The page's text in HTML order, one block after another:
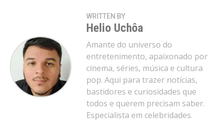
WRITTEN BY
Helio Uchôa
Amante do universo do
entretenimento, apaixonado por
cinema, séries, música e cultura
pop. Aqui para trazer notícias,
bastidores e curiosidades que
todos e querem precisam saber.
Especialista em celebridades.